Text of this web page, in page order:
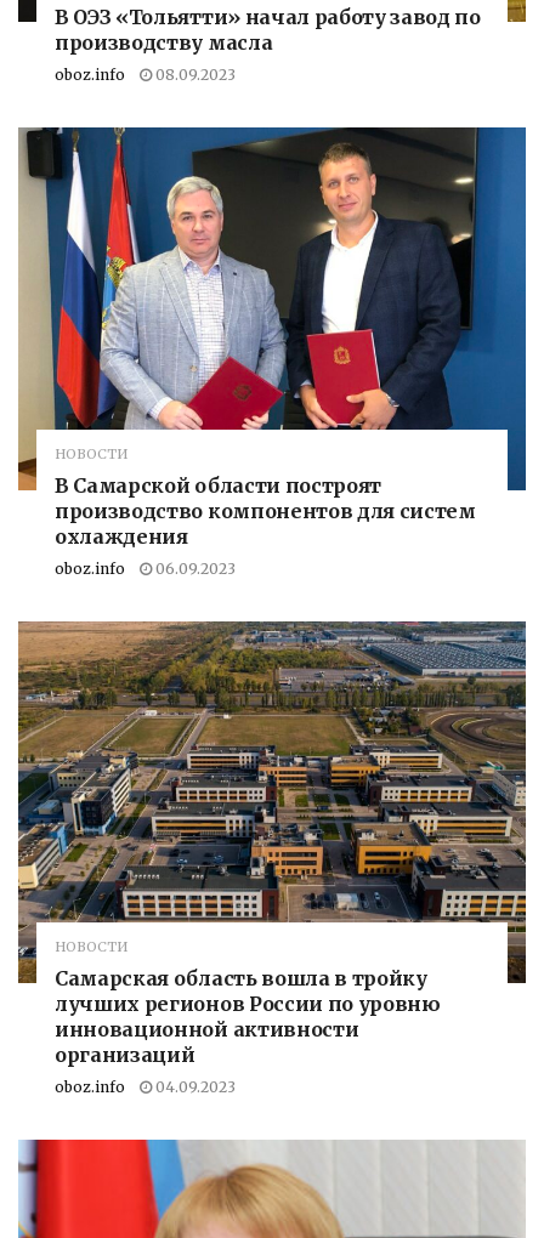
В ОЭЗ «Тольятти» начал работу завод по
производству масла
oboz.info 08.09.2023
НОВОСТИ
В Самарской области построят
производство компонентов для систем
охлаждения
oboz.info 06.09.2023
НОВОСТИ
Самарская область вошла в тройку
лучших регионов России​ по уровню
инновационной активности
организаций
oboz.info 04.09.2023